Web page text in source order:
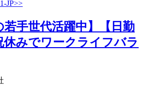
若手世代活躍中】【日勤
休みでワークライフバラ